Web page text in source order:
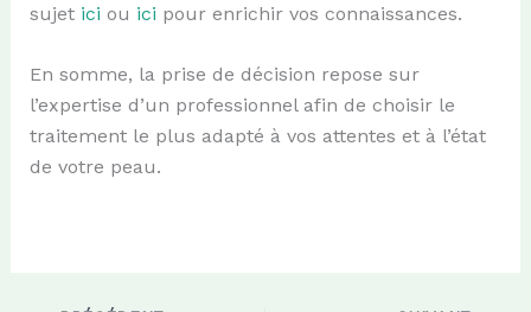
sujet ici ou ici pour enrichir vos connaissances.
En somme, la prise de décision repose sur
l’expertise d’un professionnel afin de choisir le
traitement le plus adapté à vos attentes et à l’état
de votre peau.